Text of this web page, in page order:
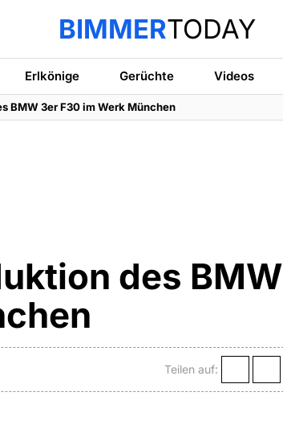
BIMMERTODAY
Erlkönige Gerüchte Videos
BMW 3er F30 im Werk München
des BMW
Teilen auf: